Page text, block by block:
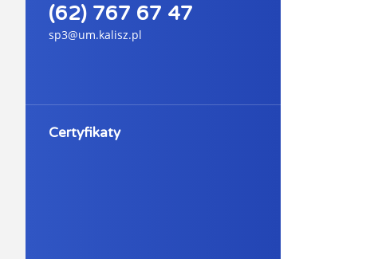
(62) 767 67 47
sp3@um.kalisz.pl
Certyfikaty